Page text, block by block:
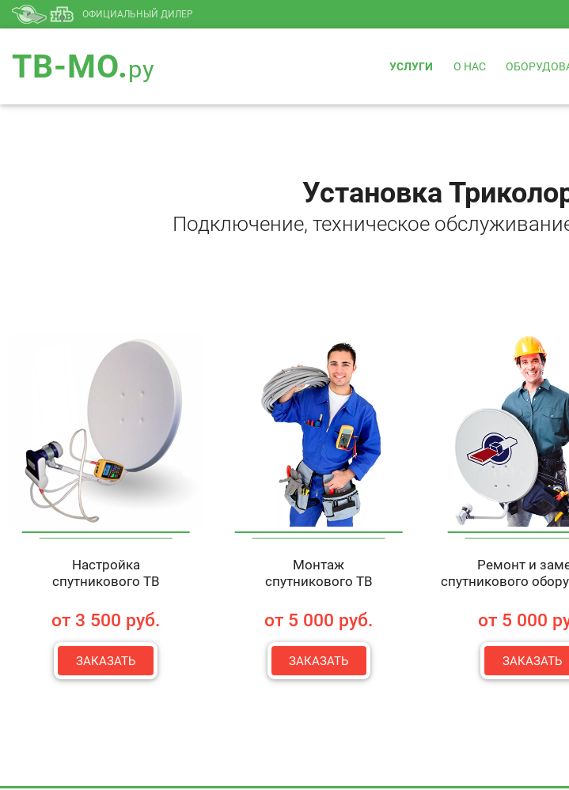
ОФИЦИАЛЬНЫЙ ДИЛЕР
ТВ-МО.ру УСЛУГИ О НАС
Установка
Подключение, техническое
Настройка
спутникового ТВ
от 3 500 руб.
ЗАКАЗАТЬ
Монтаж
спутникового ТВ
от 5 000 руб.
ЗАКАЗАТЬ
Ремонт и
спутникового
от 5 000
ЗАКАЗАТЬ